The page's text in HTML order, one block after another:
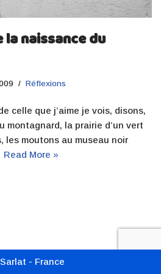
la naissance du
Réflexions
celle que j’aime je vois, disons,
montagnard, la prairie d’un vert
les moutons au museau noir
Read More »
- France